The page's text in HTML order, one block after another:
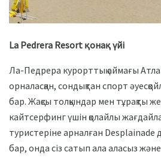
La Pedrera Resort қонақ үйі
Ла-Педрера курорттық аймағы
орналасқан, сондықтан спорт
бар. Жақсы толқындар мен тұрақты
кайтсерфинг үшін қолайлы
туристеріне арналған
бар, онда сіз сатып ала аласыз